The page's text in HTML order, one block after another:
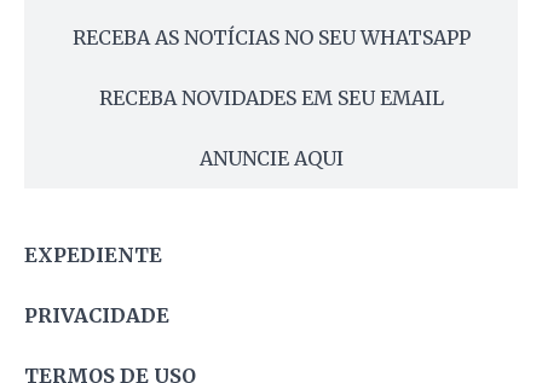
RECEBA AS NOTÍCIAS NO SEU WHATSAPP
RECEBA NOVIDADES EM SEU EMAIL
ANUNCIE AQUI
EXPEDIENTE
PRIVACIDADE
TERMOS DE USO